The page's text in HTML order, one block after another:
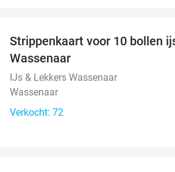
Strippenkaart voor 10 bollen
Wassenaar
IJs & Lekkers Wassenaar
Wassenaar
Verkocht: 72